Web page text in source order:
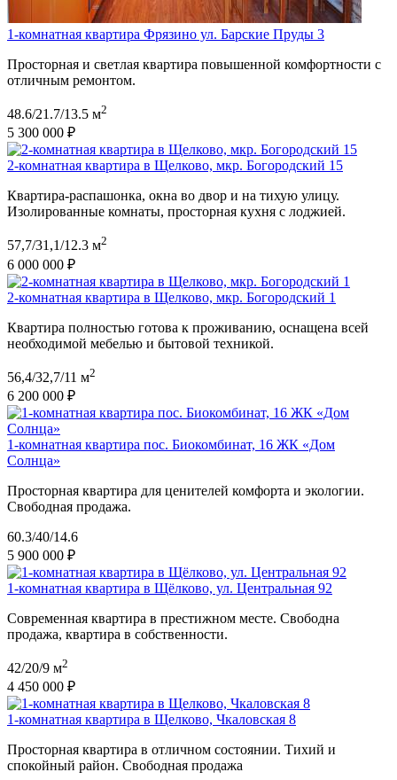
1-комнатная квартира Фрязино ул. Барские Пруды 3
Просторная и светлая квартира повышенной комфортности с
отличным ремонтом.
48.6/21.7/13.5 м2
5 300 000 ₽
2-комнатная квартира в Щелково, мкр. Богородский 15
Квартира-распашонка, окна во двор и на тихую улицу.
Изолированные комнаты, просторная кухня с лоджией.
57,7/31,1/12.3 м2
6 000 000 ₽
2-комнатная квартира в Щелково, мкр. Богородский 1
Квартира полностью готова к проживанию, оснащена всей
необходимой мебелью и бытовой техникой.
56,4/32,7/11 м2
6 200 000 ₽
1-комнатная квартира пос. Биокомбинат, 16 ЖК «Дом
Солнца»
Просторная квартира для ценителей комфорта и экологии.
Свободная продажа.
60.3/40/14.6
5 900 000 ₽
1-комнатная квартира в Щёлково, ул. Центральная 92
Современная квартира в престижном месте. Свободна
продажа, квартира в собственности.
42/20/9 м2
4 450 000 ₽
1-комнатная квартира в Щелково, Чкаловская 8
Просторная квартира в отличном состоянии. Тихий и
спокойный район. Свободная продажа